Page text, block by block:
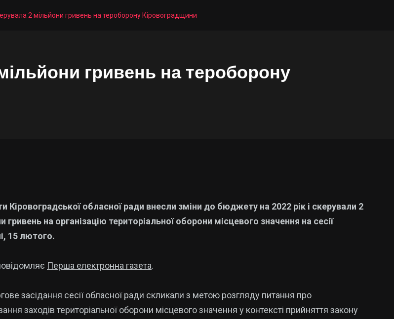
2 мільйони гривень на тероборону Кіровоградщини
гривень на тероборону
Кіровоградської обласної ради внесли зміни до бюджету на 2022 рік і скерували 2
гривень на організацію територіальної оборони місцевого значення на сесії
15 лютого.
Перша електронна газета.
засідання сесії обласної ради скликали з метою розгляду питання про
заходів територіальної оборони місцевого значення у контексті прийняття закону